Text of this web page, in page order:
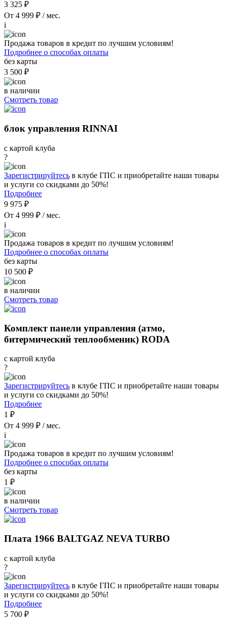
3 325 ₽
От 4 999 ₽ / мес.
i
Продажа товаров в кредит по лучшим условиям!
Подробнее о способах оплаты
без карты
3 500 ₽
в наличии
Смотреть товар
блок управления RINNAI
с картой клуба
?
Зарегистрируйтесь в клубе ГПС и приобретайте наши товары
и услуги со скидками до 50%!
Подробнее
9 975 ₽
От 4 999 ₽ / мес.
i
Продажа товаров в кредит по лучшим условиям!
Подробнее о способах оплаты
без карты
10 500 ₽
в наличии
Смотреть товар
Комплект панели управления (атмо,
битермический теплообменик) RODA
с картой клуба
?
Зарегистрируйтесь в клубе ГПС и приобретайте наши товары
и услуги со скидками до 50%!
Подробнее
1 ₽
От 4 999 ₽ / мес.
i
Продажа товаров в кредит по лучшим условиям!
Подробнее о способах оплаты
без карты
1 ₽
в наличии
Смотреть товар
Плата 1966 BALTGAZ NEVA TURBO
с картой клуба
?
Зарегистрируйтесь в клубе ГПС и приобретайте наши товары
и услуги со скидками до 50%!
Подробнее
5 700 ₽